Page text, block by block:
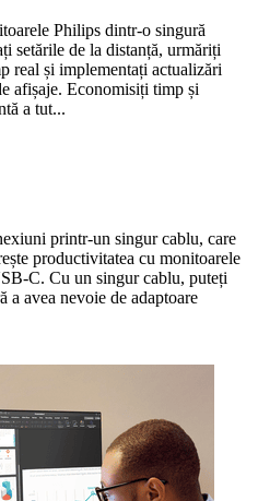
Philips dintr-o singură
setările de la distanță, urmăriți
real și implementați actualizări
afișaje. Economisiți timp și
a tut...
printr-un singur cablu, care
productivitatea cu monitoarele
C. Cu un singur cablu, puteți
a avea nevoie de adaptoare